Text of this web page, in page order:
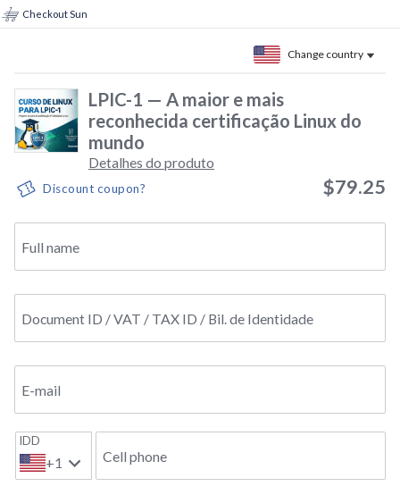
Checkout Sun
Change country
LPIC-1 — A maior e mais
reconhecida certificação Linux do
mundo
Detalhes do produto
Discount coupon? $79.25
Full name
Document ID / VAT / TAX ID / Bil. de Identidade
E-mail
IDD
+1 Cell phone